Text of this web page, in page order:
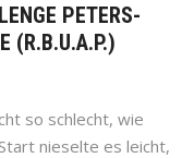
PETERS-
(R.B.U.A.P.)
so schlecht, wie
nieselte es leicht,